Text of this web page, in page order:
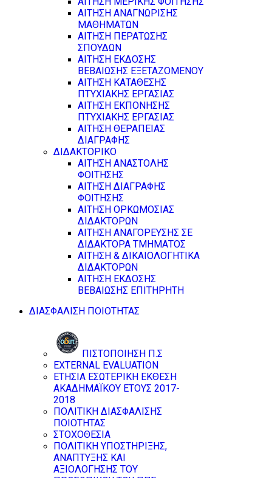
ΑΙΤΗΣΗ ΑΝΑΓΝΩΡΙΣΗΣ
ΜΑΘΗΜΑΤΩΝ
ΑΙΤΗΣΗ ΠΕΡΑΤΩΣΗΣ
ΣΠΟΥΔΩΝ
ΑΙΤΗΣΗ ΕΚΔΟΣΗΣ
ΒΕΒΑΙΩΣΗΣ ΕΞΕΤΑΖΟΜΕΝΟΥ
ΑΙΤΗΣΗ ΚΑΤΑΘΕΣΗΣ
ΠΤΥΧΙΑΚΗΣ ΕΡΓΑΣΙΑΣ
ΑΙΤΗΣΗ ΕΚΠΟΝΗΣΗΣ
ΠΤΥΧΙΑΚΗΣ ΕΡΓΑΣΙΑΣ
ΑΙΤΗΣΗ ΘΕΡΑΠΕΙΑΣ
ΔΙΑΓΡΑΦΗΣ
ΔΙΔΑΚΤΟΡΙΚΟ
ΑΙΤΗΣΗ ΑΝΑΣΤΟΛΗΣ
ΦΟΙΤΗΣΗΣ
ΑΙΤΗΣΗ ΔΙΑΓΡΑΦΗΣ
ΦΟΙΤΗΣΗΣ
ΑΙΤΗΣΗ ΟΡΚΩΜΟΣΙΑΣ
ΔΙΔΑΚΤΟΡΩΝ
ΑΙΤΗΣΗ ΑΝΑΓΟΡΕΥΣΗΣ ΣΕ
ΔΙΔΑΚΤΟΡΑ ΤΜΗΜΑΤΟΣ
ΑΙΤΗΣΗ & ΔΙΚΑΙΟΛΟΓΗΤΙΚΑ
ΔΙΔΑΚΤΟΡΩΝ
ΑΙΤΗΣΗ ΕΚΔΟΣΗΣ
ΒΕΒΑΙΩΣΗΣ ΕΠΙΤΗΡΗΤΗ
ΔΙΑΣΦΑΛΙΣΗ ΠΟΙΟΤΗΤΑΣ
ΠΙΣΤΟΠΟΙΗΣΗ Π.Σ
EXTERNAL EVALUATION
ΕΤΗΣΙΑ ΕΣΩΤΕΡΙΚΗ ΕΚΘΕΣΗ
ΑΚΑΔΗΜΑΪΚΟΥ ΕΤΟΥΣ 2017-
2018
ΠΟΛΙΤΙΚΗ ΔΙΑΣΦΑΛΙΣΗΣ
ΠΟΙΟΤΗΤΑΣ
ΣΤΟΧΟΘΕΣΙΑ
ΠΟΛΙΤΙΚΗ ΥΠΟΣΤΗΡΙΞΗΣ,
ΑΝΑΠΤΥΞΗΣ ΚΑΙ
ΑΞΙΟΛΟΓΗΣΗΣ ΤΟΥ